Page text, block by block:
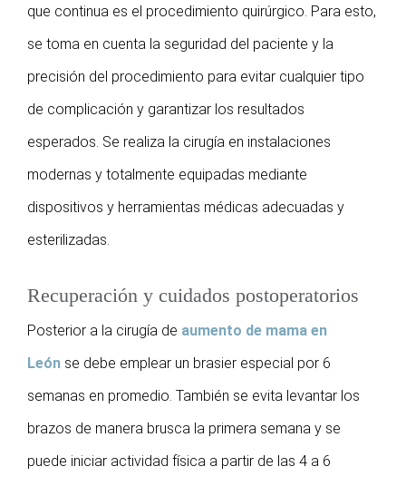
que continua es el procedimiento quirúrgico. Para esto,
se toma en cuenta la seguridad del paciente y la
precisión del procedimiento para evitar cualquier tipo
de complicación y garantizar los resultados
esperados. Se realiza la cirugía en instalaciones
modernas y totalmente equipadas mediante
dispositivos y herramientas médicas adecuadas y
esterilizadas.
Recuperación y cuidados postoperatorios
Posterior a la cirugía de aumento de mama en
León se debe emplear un brasier especial por 6
semanas en promedio. También se evita levantar los
brazos de manera brusca la primera semana y se
puede iniciar actividad física a partir de las 4 a 6